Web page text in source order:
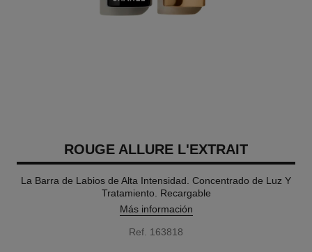
ROUGE ALLURE L'EXTRAIT
La Barra de Labios de Alta Intensidad. Concentrado de Luz Y
Tratamiento. Recargable
Más información
Ref. 163818